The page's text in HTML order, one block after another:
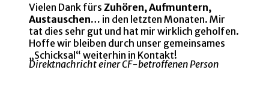
Vielen Dank fürs Zuhören, Aufmuntern,
Austauschen… in den letzten Monaten. Mir
tat dies sehr gut und hat mir wirklich geholfen.
Hoffe wir bleiben durch unser gemeinsames
„Schicksal“ weiterhin in Kontakt!
Direktnachricht einer CF-betroffenen Person